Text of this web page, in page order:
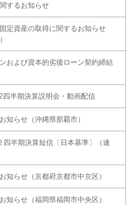
するお知らせ
定資産の取得に関するお知らせ
および資本的劣後ローン契約締結
半期決算説明会・動画配信
知らせ（沖縄県那覇市）
四半期決算短信〔日本基準〕（連
知らせ（京都府京都市中京区）
知らせ（福岡県福岡市中央区）